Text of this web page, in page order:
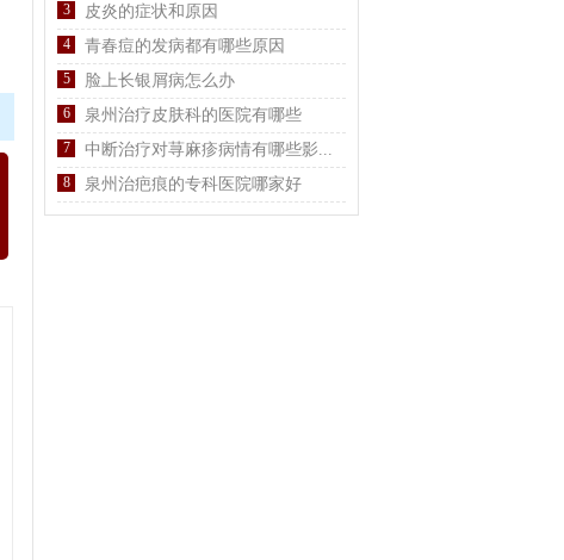
3 皮炎的症状和原因
4 青春痘的发病都有哪些原因
5 脸上长银屑病怎么办
6 泉州治疗皮肤科的医院有哪些
7 中断治疗对荨麻疹病情有哪些影...
8 泉州治疤痕的专科医院哪家好